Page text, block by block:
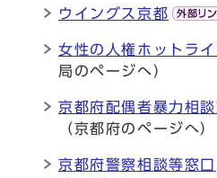
ウイングス京都
女性の人権ホットライ
局のページへ）
京都府配偶者暴力相
（京都府のページへ）
京都府警察相談等窓口